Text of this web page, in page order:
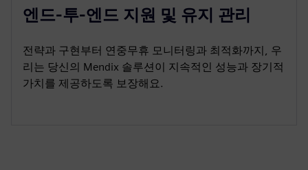
엔드-투-엔드 지원 및 유지 관리
전략과 구현부터 연중무휴 모니터링과 최적화까지, 우
리는 당신의 Mendix 솔루션이 지속적인 성능과 장기적
가치를 제공하도록 보장해요.